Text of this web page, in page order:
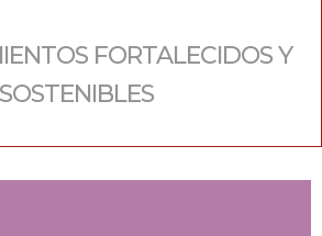
FORTALECIDOS Y
SOSTENIBLES